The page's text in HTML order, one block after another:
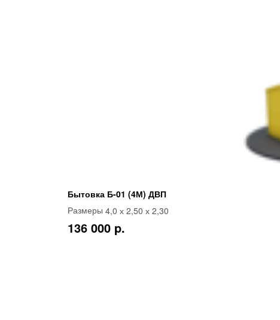
Бытовка Б-01 (4М) ДВП
Размеры 4,0 х 2,50 х 2,30
136 000 p.